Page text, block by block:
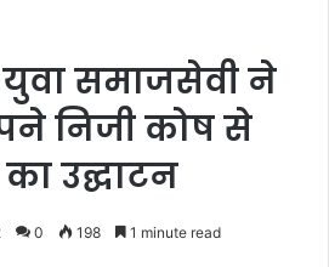
समाजसेवी ने
निजी कोष से
उद्घाटन
0 198 1 minute read